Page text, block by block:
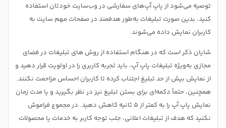
توصیه می‌شود از پاپ آپ‌های سفارشی در وب‌سایت خودتان استفاده
کنید، بدین صورت تبلیغات به‌طور هدفمند در صفحات مهم سایت به
کاربران نمایش داده می‌شوند.
شایان ذکر است که در هنگام استفاده از روش های تبلیغات در فضای
مجازی به‌ویژه تبلیغات پاپ آپ، باید تجربه کاربری را در اولویت قرار دهید و
از نمایش بیش از حد تبلیغ اجتناب کرده تا کاربران احساس مزاحمت نکنند.
همچنین، حتماً دکمه‌ای برای بستن تبلیغ نیز در نظر بگیرید و یا مدت زمان
نمایش پاپ آپ را به کمتر از 5 ثانیه کاهش دهید. در مجموع فراموش
نکنید که هدف از تبلیغات اعلانی، جلب توجه کاربر به خدمات یا محصولات